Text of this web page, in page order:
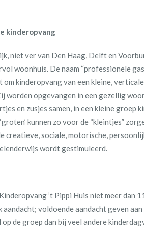
kinderopvang
niet ver van Den Haag, Delft en
woonhuis. De naam “professionele
kinderopvang van een kleine,
worden opgevangen in een gezellig
en zusjes samen, in een kleine groep
kunnen zo voor de “kleintjes”
creatieve, sociale, motorische,
wordt gestimuleerd.
’t Pippi Huis niet meer dan
voldoende aandacht geven
de groep dan bij veel andere